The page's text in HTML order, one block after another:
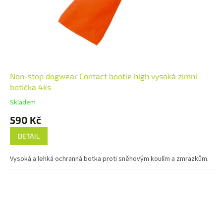
Non-stop dogwear Contact bootie high vysoká zimní
botička 4ks
Skladem
590 Kč
DETAIL
Vysoká a lehká ochranná botka proti sněhovým koulím a zmrazkům.